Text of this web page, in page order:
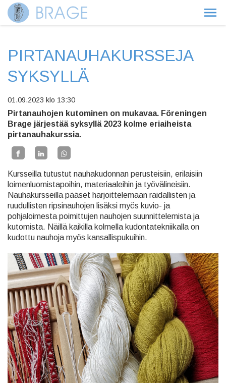
PIRTANAUHAKURSSEJA
SYKSYLLÄ
01.09.2023 klo 13:30
Pirtanauhojen kutominen on mukavaa. Föreningen
Brage järjestää syksyllä 2023 kolme eriaiheista
pirtanauhakurssia.
Kursseilla tutustut nauhakudonnan perusteisiin, erilaisiin
loimenluomistapoihin, materiaaleihin ja työvälineisiin.
Nauhakursseilla pääset harjoittelemaan raidallisten ja
ruudullisten ripsinauhojen lisäksi myös kuvio- ja
pohjaloimesta poimittujen nauhojen suunnittelemista ja
kutomista. Näillä kaikilla kolmella kudontatekniikalla on
kudottu nauhoja myös kansallispukuihin.